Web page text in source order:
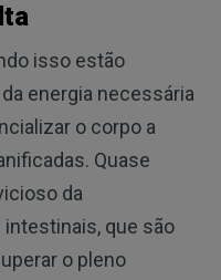
isso estão
energia necessária
o corpo a
Quase
da
que são
o pleno